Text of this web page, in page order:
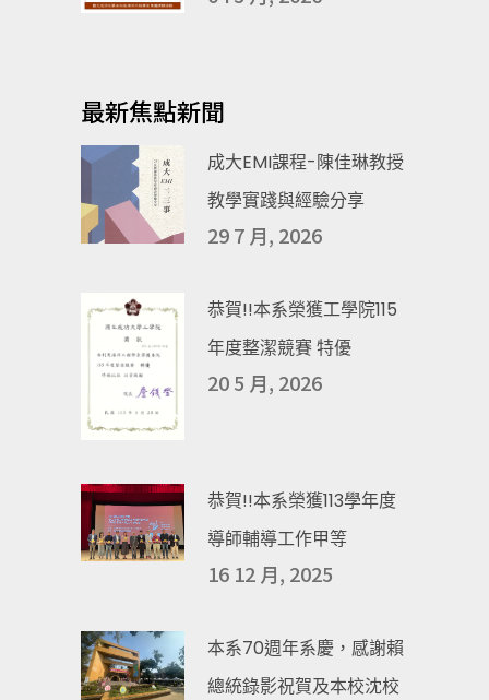
最新焦點新聞
成大EMI課程-陳佳琳教授
教學實踐與經驗分享
29 7 月, 2026
恭賀!!本系榮獲工學院115
年度整潔競賽 特優
20 5 月, 2026
恭賀!!本系榮獲113學年度
導師輔導工作甲等
16 12 月, 2025
本系70週年系慶，感謝賴
總統錄影祝賀及本校沈校